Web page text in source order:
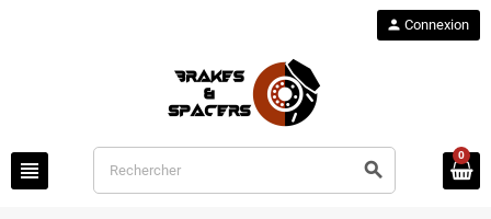
view_headline search
person Connexion
0